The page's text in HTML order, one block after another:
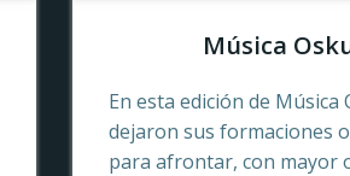
Música
En esta edición de
dejaron sus formaciones
para afrontar, con mayor